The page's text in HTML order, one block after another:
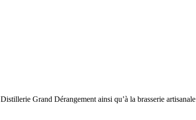
Grand Dérangement ainsi qu’à la brasserie artisanale